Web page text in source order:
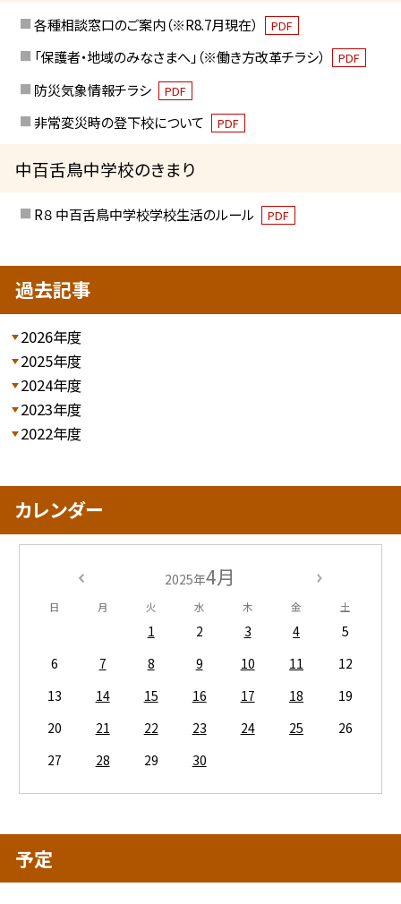
各種相談窓口のご案内（※R8.7月現在） PDF
「保護者・地域のみなさまへ」（※働き方改革チラシ） PDF
防災気象情報チラシ PDF
非常変災時の登下校について PDF
中百舌鳥中学校のきまり
R８ 中百舌鳥中学校学校生活のルール PDF
過去記事
2026年度
2025年度
2024年度
2023年度
2022年度
カレンダー
2025年4月
日 月 火 水 木 金 土
1 2 3 4
5
6
7 8 9 10 11
12
13
14 15 16 17 18
19
20
21 22 23 24 25
26
27
28 29 30
予定